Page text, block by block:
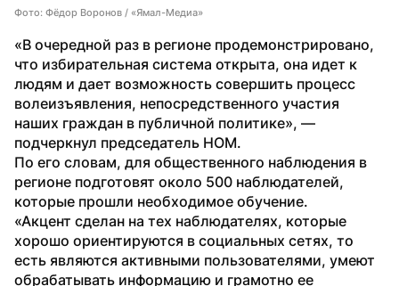
Фото: Фёдор Воронов / «Ямал-Медиа»
«В очередной раз в регионе продемонстрировано,
что избирательная система открыта, она идет к
людям и дает возможность совершить процесс
волеизъявления, непосредственного участия
наших граждан в публичной политике», —
подчеркнул председатель НОМ.
По его словам, для общественного наблюдения в
регионе подготовят около 500 наблюдателей,
которые прошли необходимое обучение.
«Акцент сделан на тех наблюдателях, которые
хорошо ориентируются в социальных сетях, то
есть являются активными пользователями, умеют
обрабатывать информацию и грамотно ее